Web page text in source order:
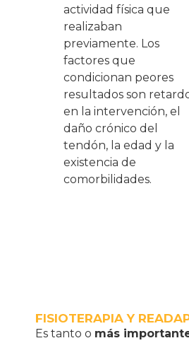
actividad física que
realizaban
previamente. Los
factores que
condicionan peores
resultados son
en la intervención, el
daño crónico del
tendón, la edad y la
existencia de
comorbilidades.
FISIOTERAPIA Y
Es tanto o más